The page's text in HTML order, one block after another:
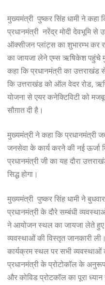
मुख्यमंत्री पुष्कर सिंह धामी ने कहा
प्रधानमंत्री नरेंद्र मोदी देवभूमि से
ऑक्सीजन प्लांट्स का शुभारम्भ कर
का जायजा लेने एम्स ऋषिकेश पहुंचे
कहा कि प्रधानमंत्री का उत्तराखंड
कि उत्तराखंड को ऑल वेदर रोड,
योजना से एयर कनेक्टिविटी को
सौग़ात दी है।
मुख्यमंत्री ने कहा कि प्रधानमंत्री
जनसेवा के कार्य करने की नई ऊर्जा
प्रधानमंत्री जी का यह दौरा
सिद्ध होगा।
मुख्यमंत्री पुष्कर सिंह धामी ने
प्रधानमंत्री के दौरे सम्बंधी
ने आयोजन स्थल का जायजा लेते हुए
व्यवस्थाओं की विस्तृत जानकारी
कार्यक्रम स्थल पर सभी
प्रधानमंत्री के प्रोटोकॉल के
और कोविड प्रोटकॉल का पूरा ध्यान